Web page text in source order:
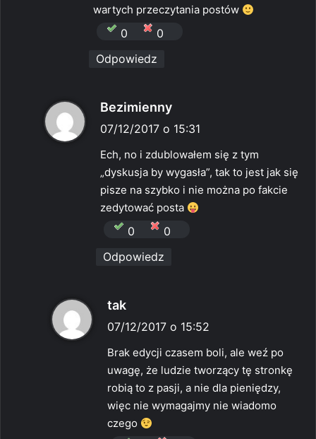
wartych przeczytania postów
0
0
Odpowiedz
Bezimienny
i
e
:
07/12/2017 o 15:31
Ech, no i zdublowałem się z tym
„dyskusja by wygasła”, tak to jest jak się
pisze na szybko i nie można po fakcie
zedytować posta
0
0
Odpowiedz
tak
i
e
:
07/12/2017 o 15:52
Brak edycji czasem boli, ale weź po
uwagę, że ludzie tworzący tę stronkę
robią to z pasji, a nie dla pieniędzy,
więc nie wymagajmy nie wiadomo
czego